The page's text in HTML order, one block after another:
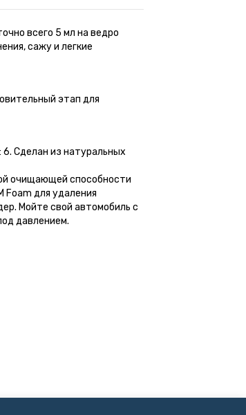
всего 5 мл на ведро
сажу и легкие
этап для
6. Сделан из натуральных
очищающей способности
Foam для удаления
Мойте свой автомобиль с
давлением.